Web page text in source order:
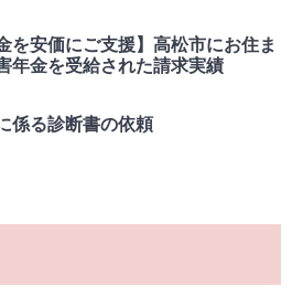
を安価にご支援】高松市にお住ま
年金を受給された請求実績
係る診断書の依頼